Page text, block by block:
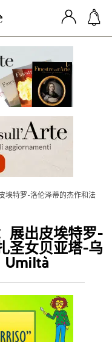
埃特罗-洛伦泽蒂的杰作和法
展出皮埃特罗-
圣女贝亚塔-乌
Umiltà